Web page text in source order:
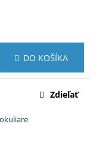
DO KOŠÍKA
Zdieľať